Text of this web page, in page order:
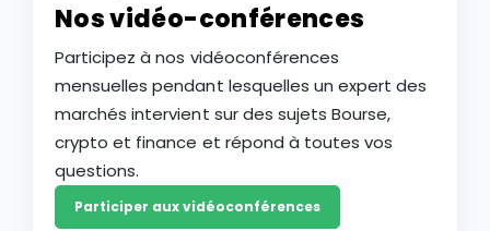
Nos vidéo-conférences
Participez à nos vidéoconférences
mensuelles pendant lesquelles un expert des
marchés intervient sur des sujets Bourse,
crypto et finance et répond à toutes vos
questions.
Participer aux vidéoconférences